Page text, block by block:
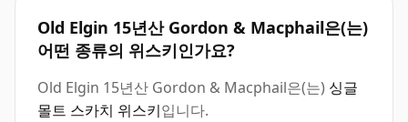
Old Elgin 15년산 Gordon & Macphail은(는)
어떤 종류의 위스키인가요?
Old Elgin 15년산 Gordon & Macphail은(는) 싱글
몰트 스카치 위스키입니다.